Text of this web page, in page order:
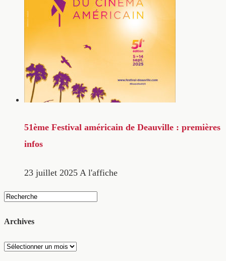
51ème Festival américain de Deauville : premières
infos
23 juillet 2025 A l'affiche
Archives
Archives